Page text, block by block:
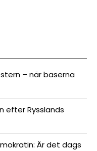
– när baserna
efter Rysslands
Är det dags